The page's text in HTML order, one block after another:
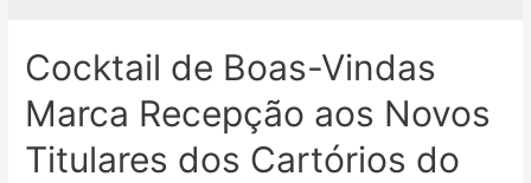
Cocktail de Boas-Vindas
Marca Recepção aos Novos
Titulares dos Cartórios do